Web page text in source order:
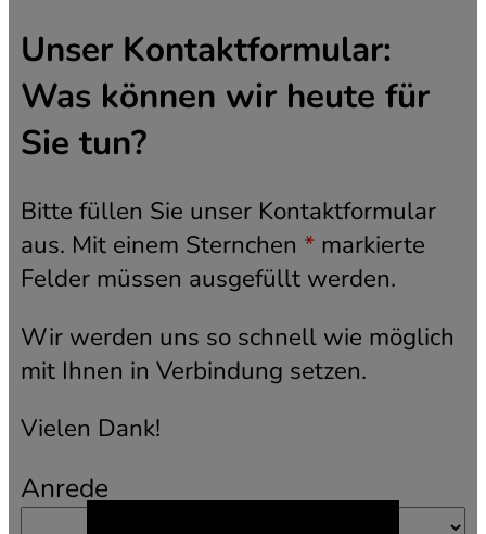
Unser Kontaktformular:
Was können wir heute für
Sie tun?
Bitte füllen Sie unser Kontaktformular
aus. Mit einem Sternchen
markierte
Felder müssen ausgefüllt werden.
Wir werden uns so schnell wie möglich
mit Ihnen in Verbindung setzen.
Vielen Dank!
Anrede